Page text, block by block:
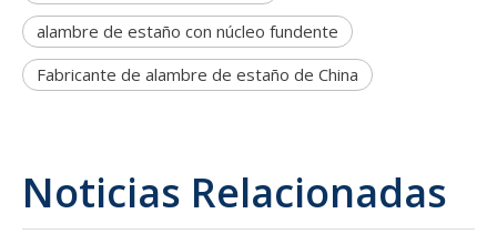
alambre de estaño con núcleo fundente
Fabricante de alambre de estaño de China
Noticias Relacionadas